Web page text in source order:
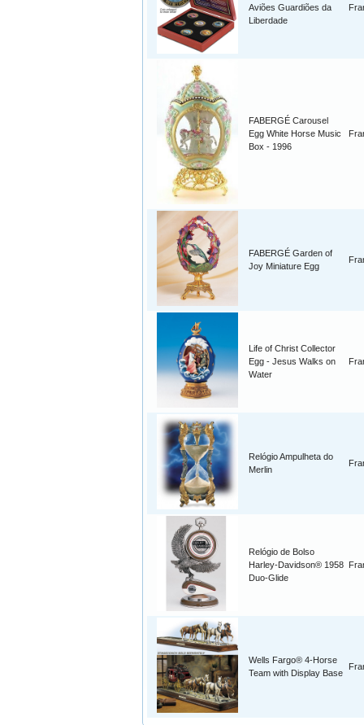
Aviões Guardiões da
Liberdade
FABERGÉ Carousel
Egg White Horse Music
Box - 1996
FABERGÉ Garden of
Joy Miniature Egg
Life of Christ Collector
Egg - Jesus Walks on
Water
Relógio Ampulheta do
Merlin
Relógio de Bolso
Harley-Davidson® 1958
Duo-Glide
Wells Fargo® 4-Horse
Team with Display Base